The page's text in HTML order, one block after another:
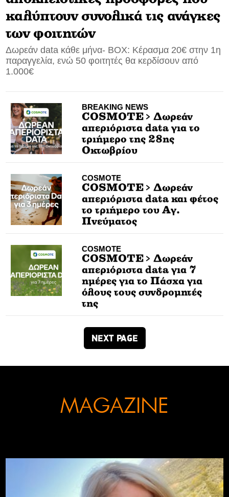
CONTACT
ADVERTISE
καλύπτουν συνολικά τις ανάγκες
των φοιτητών
Δωρεάν data κάθε μήνα- ΒΟΧ: Κέρασμα 20€ στην 1η
παραγγελία, ενώ 50 φοιτητές θα κερδίσουν από
1.000€
BREAKING NEWS
COSMOTE> Δωρεάν
απεριόριστα data για το
τριήμερο της 28ης
Οκτωβρίου
COSMOTE
COSMOTE> Δωρεάν
απεριόριστα data και φέτος
το τριήμερο του Αγ.
Πνεύματος
COSMOTE
COSMOTE> Δωρεάν
απεριόριστα data για 7
ημέρες για το Πάσχα για
όλους τους συνδρομητές
της
NEXT PAGE
MAGAZINE